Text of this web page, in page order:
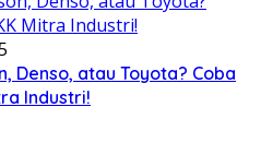
Denso, atau Toyota? Coba
Industri!